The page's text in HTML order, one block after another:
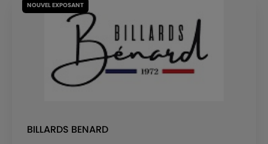
NOUVEL EXPOSANT
BILLARDS BENARD